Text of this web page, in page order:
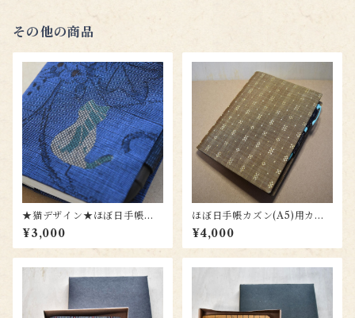
その他の商品
★猫デザイン★ほぼ日手帳オ
リジナル（A6)用カバー(結城
紬) to004n
¥3,000
ほぼ日手帳カズン(A5)用カバ
ー tc001
¥4,000